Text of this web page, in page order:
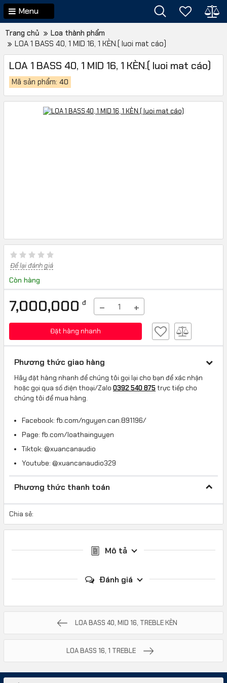
Menu
Trang chủ
Loa thành phẩm
LOA 1 BASS 40, 1 MID 16, 1 KÈN.( luoi mat cáo)
LOA 1 BASS 40, 1 MID 16, 1 KÈN.( luoi mat cáo)
Mã sản phẩm: 40
Để lại đánh giá
Còn hàng
7,000,000 đ − +
Đặt hàng nhanh
Phương thức giao hàng
Hãy đặt hàng nhanh để chúng tôi gọi lại cho bạn để xác nhận
hoặc gọi qua số điện thoại/Zalo 0392 540 875trực tiếp cho
chúng tôi để mua hàng.
Facebook: fb.com/nguyen.can.891196/
Page: fb.com/loathainguyen
Tiktok: @xuancanaudio
Youtube: @xuancanaudio329
Phương thức thanh toán
Chia sẻ:
Mô tả
Đánh giá
LOA BASS 40, MID 16, TREBLE KÈN
LOA BASS 16, 1 TREBLE